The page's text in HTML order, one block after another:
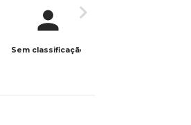
Sem classificação